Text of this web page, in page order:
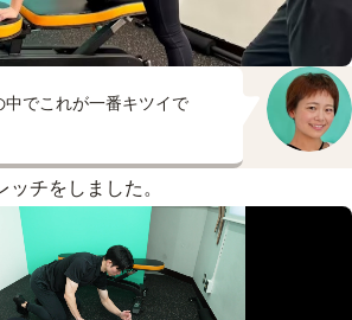
でこれが一番キツイで
チをしました。